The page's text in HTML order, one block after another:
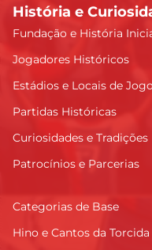
História e
Fundação e História
Jogadores Históricos
Estádios e Locais de
Partidas Históricas
Curiosidades e Tradições
Patrocínios e Parcerias
Categorias de Base
Hino e Cantos da Torcida